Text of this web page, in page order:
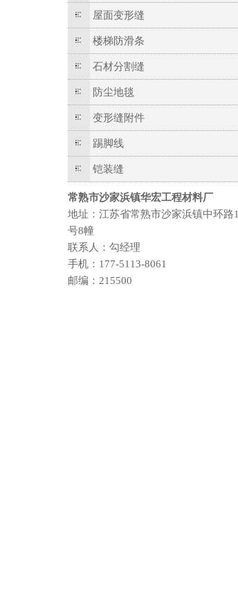
屋面变形缝
楼梯防滑条
石材分割缝
防尘地毯
变形缝附件
踢脚线
铠装缝
常熟市沙家浜镇华宏工程材料厂
地址：江苏省常熟市沙家浜镇中环路1
号8幢
联系人：勾经理
手机：177-5113-8061
邮编：215500